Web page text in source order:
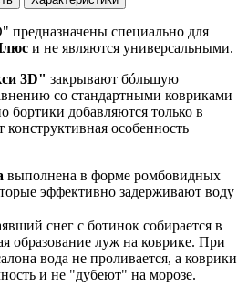
специально для
и не являются универсальными.
3D" закрывают бóльшую
со стандартными ковриками
бортики добавляются только в
конструктивная особенность
выполнена в форме ромбовидных
эффективно задерживают воду
снег с ботинок собирается в
образование луж на коврике. При
вода не проливается, а коврики
и не "дубеют" на морозе.